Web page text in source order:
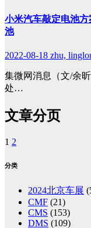
小米汽车敲定电池
池
2022-08-18 zhu,
集微网消息（文/余
处…
文章分页
1 2
分类
2024北京车展
CMF (21)
CMS (153)
DMS (109)